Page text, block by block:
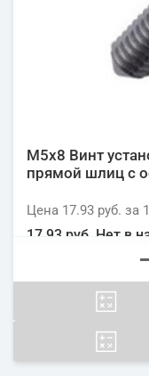
М5х8 Винт
прямой шлиц с
Цена 17.93 руб. за 1
17.93 руб. Нет в